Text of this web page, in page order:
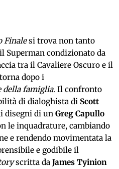
Finalesi trova non tanto
Superman condizionato da
tra il Cavaliere Oscuro e il
dopo i
della famiglia. Il confronto
di dialoghista di Scott
disegni di un Greg Capullo
le inquadrature, cambiando
e rendendo movimentata la
e godibile il
scritta da James Tyinion